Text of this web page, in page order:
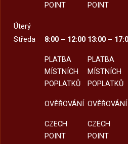
POINT
POINT
Úterý
Středa
8:00 – 12:00
PLATBA
MÍSTNÍCH
POPLATKŮ
OVĚŘOVÁNÍ
CZECH
POINT
13:00 –
PLATBA
MÍSTNÍCH
POPLATKŮ
OVĚŘOVÁNÍ
CZECH
POINT